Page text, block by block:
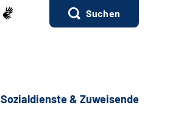
Suchen
Sozialdienste & Zuweisende